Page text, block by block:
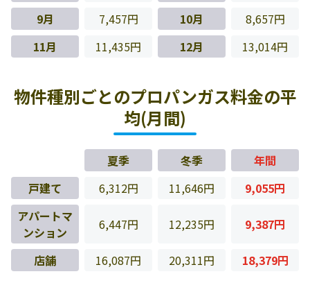
9月
7,457円 10月
8,657円
11月
11,435円 12月 13,014円
物件種別ごとのプロパンガス料金の平
均(月間)
夏季 冬季
年間
戸建て
6,312円 11,646円
9,055円
アパートマ
ンション
6,447円 12,235円 9,387円
店舗 16,087円 20,311円 18,379円